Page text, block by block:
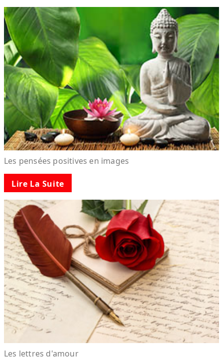
Les pensées positives en images
Lire La Suite
Les lettres d'amour